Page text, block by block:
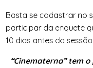
Basta se cadastrar no
participar da enquete
10 dias antes da
“Cinematerna” tem